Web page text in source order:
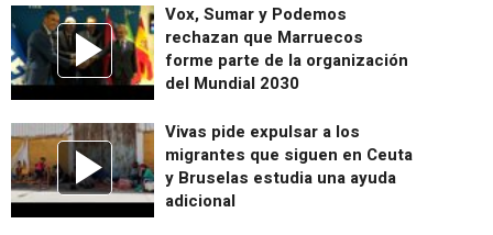
Vox, Sumar y Podemos
rechazan que Marruecos
forme parte de la organización
del Mundial 2030
Vivas pide expulsar a los
migrantes que siguen en Ceuta
y Bruselas estudia una ayuda
adicional